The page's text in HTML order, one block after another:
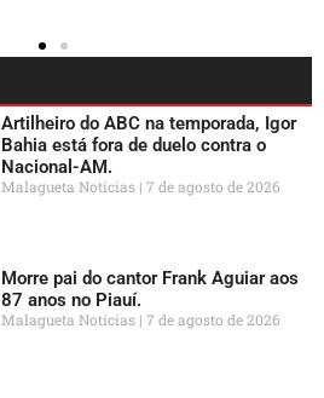
Artilheiro do ABC na temporada, Igor
Bahia está fora de duelo contra o
Nacional-AM.
Malagueta Notícias 7 de agosto de 2026
Morre pai do cantor Frank Aguiar aos
87 anos no Piauí.
Malagueta Notícias 7 de agosto de 2026